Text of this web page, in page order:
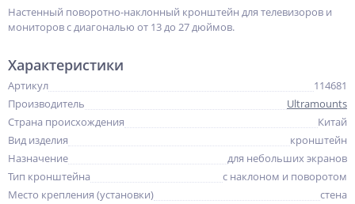
Настенный поворотно-наклонный кронштейн для телевизоров и
мониторов с диагональю от 13 до 27 дюймов.
Характеристики
Артикул
114681
Производитель
Ultramounts
Страна происхождения
Китай
Вид изделия
кронштейн
Назначение
для небольших экранов
Тип кронштейна
с наклоном и поворотом
Место крепления (установки)
стена